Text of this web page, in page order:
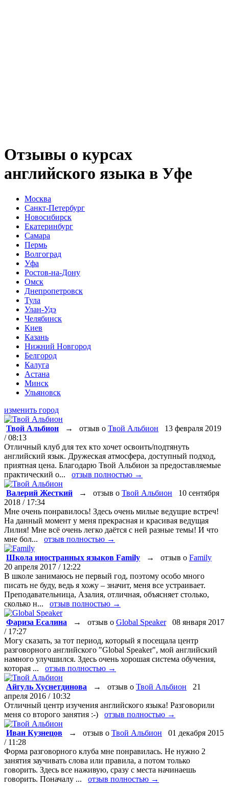
Отзывы о курсах
английского языка в Уфе
Москва
Санкт-Петербург
Новосибирск
Екатеринбург
Самара
Пермь
Волгоград
Уфа
Ростов-на-Дону
Омск
Днепропетровск
Тула
Улан-Удэ
Челябинск
Киев
Казань
Нижний Новгород
Белгород
Калуга
Астана
Минск
Ульяновск
изменить город
Твой Альбион → отзыв о Твой Альбион 13 февраля 2019
/ 08:13
Отличный клуб для тех кто хочет освоить/подтянуть
английский язык. Дружеская атмосфера, доступный подход,
приятная цена. Благодарю Твой Альбион за предоставляемые
практический о... отзыв полностью →
Валерий Жесткий → отзыв о Твой Альбион 10 сентября
2018 / 17:34
Мне очень понравилось! Здесь очень милые ведущие встреч!
На данный момент у меня прекрасная и красивая ведущая
Лилия! Мне всё очень легко даётся с ней разные темы! И что
мне бол... отзыв полностью →
Школа иностранных языков Family → отзыв о Family
20 апреля 2017 / 12:22
В школе занимаюсь не первый год, поэтому особо много
писать не буду, ведь я хожу – значит, меня все устраивает.
Преподавательница, Азалия, отличная, объясняет столько,
сколько н... отзыв полностью →
Фариза Есалина → отзыв о Global Speaker08 января 2017
/ 17:27
Могу сказать, за тот период, который я посещала центр
разговорного английского "Global Speaker", мой английский
намного улучшился. Здесь очень хорошая система обучения,
которая ... отзыв полностью →
Айгуль Хуснетдинова → отзыв о Твой Альбион 21
апреля 2016 / 10:32
Отличный центр изучения английского языка! Разговорили
меня со второго занятия :-) отзыв полностью →
Иван Кузнецов → отзыв о Твой Альбион 01 декабря 2015
/ 11:28
Форма разговорного клуба мне понравилась. Не нужно 2
занятия заучивать слова или правила, а потом только
говорить. Здесь все наживую, сразу с места начинаешь
говорить. Поначалу ... отзыв полностью →